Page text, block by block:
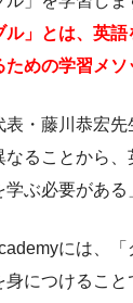
ル」とは、英
ための学習メソ
表・藤川恭宏
なることから
ぶ必要がある
には、
身につけるこ